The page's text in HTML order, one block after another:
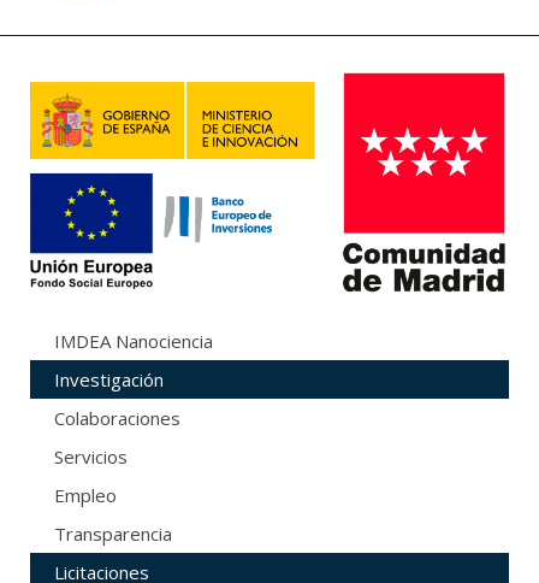
IMDEA Nanociencia
Investigación
Colaboraciones
Servicios
Empleo
Transparencia
Licitaciones